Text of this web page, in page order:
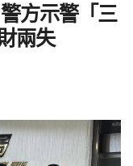
方示警「三
兩失